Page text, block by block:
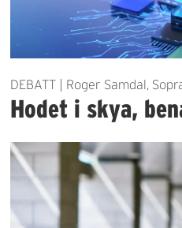
DEBATT | Roger Samdal,
Hodet i skya,